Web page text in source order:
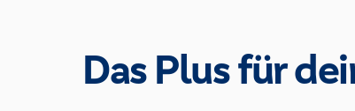
Das Plus für